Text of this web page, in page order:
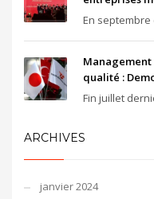
En septembre
qualité :
Fin juillet
ARCHIVES
janvier 2024